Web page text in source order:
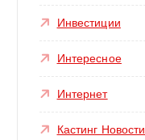
Инвестиции
Интересное
Интернет
Кастинг Новости